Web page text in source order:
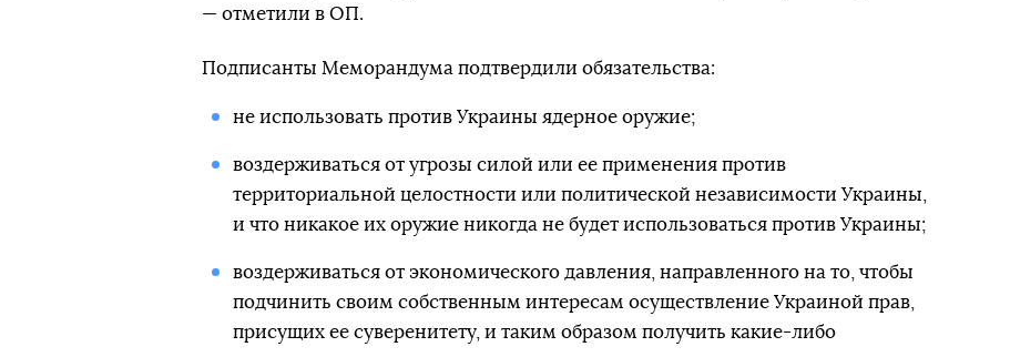
— отметили в ОП.
Подписанты Меморандума подтвердили обязательства:
не использовать против Украины ядерное оружие;
воздерживаться от угрозы силой или ее применения против
территориальной целостности или политической независимости Украины,
и что никакое их оружие никогда не будет использоваться против Украины;
воздерживаться от экономического давления, направленного на то, чтобы
подчинить своим собственным интересам осуществление Украиной прав,
присущих ее суверенитету, и таким образом получить какие-либо